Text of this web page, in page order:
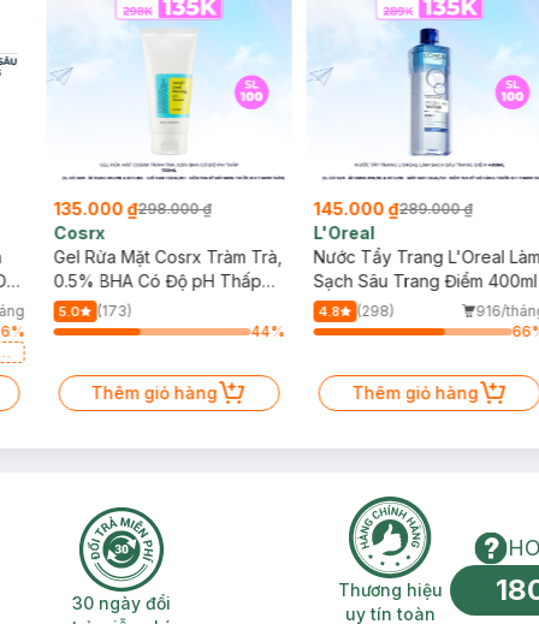
%
135.000 ₫298.000 ₫
Cosrx
Gel Rửa Mặt Cosrx Tràm Trà,
0.5% BHA Có Độ pH Thấp
150ml
5.0
(173)
44%
Thêm giỏ hàng
145.000 ₫289.000 ₫
L'Oreal
Nước Tẩy Trang L'Oreal Làm
Sạch Sâu Trang Điểm 400ml
4.8 (298)
916/
66
Thêm giỏ hàng
30 ngày đổi trả miễn phí
30 ngày đổi
Thương hiệu uy
Thương hiệu
uy tín toàn